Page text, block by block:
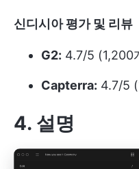
신디시아 평가 및 리뷰
G2: 4.7/5 (1,200
Capterra: 4.7/5
4. 설명